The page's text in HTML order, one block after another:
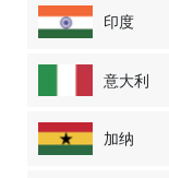
印度
意大利
加纳